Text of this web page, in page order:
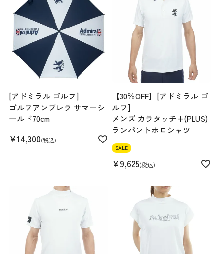
[アドミラル ゴルフ]
ゴルフアンブレラ サマーシ
ールド70cm
¥14,300 税込
【30％OFF】[アドミラル ゴ
ルフ]
メンズ カラタッチ+(PLUS)
ランパントポロシャツ
SALE
¥9,625 税込